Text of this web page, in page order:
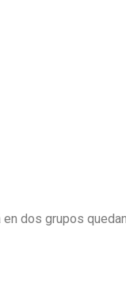
dos grupos